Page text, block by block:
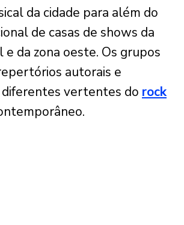
da cidade para além do
de casas de shows da
e da zona oeste. Os grupos
autorais e
vertentes do rock